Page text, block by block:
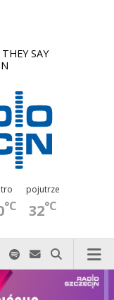
SAY
°C
pojutrze
32°C
nas zadzwoń
Facebook-u
na Xnas na Instagram-ie
Odwiedź nas na TikTok-u
Szukaj nas na Spotify
Wyślij do nas
Szukaj